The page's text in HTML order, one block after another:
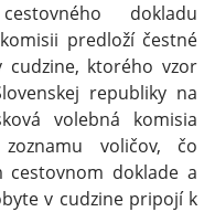
dokladu
predloží čestné
ktorého vzor
republiky na
volebná komisia
voličov, čo
cestovnom doklade a
v cudzine pripojí k